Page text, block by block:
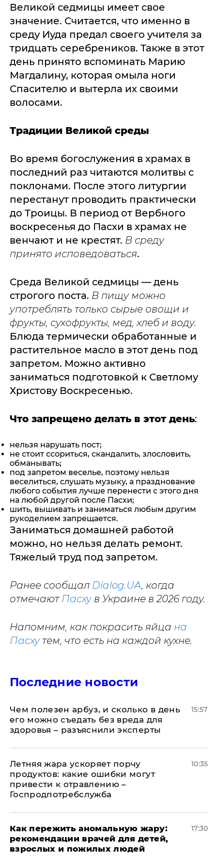
Великой седмицы имеет свое
значение. Считается, что именно в
среду Иуда предал своего учителя за
тридцать серебреников. Также в этот
день принято вспоминать Марию
Магдалину, которая омыла ноги
Спасителю и вытерла их своими
волосами.
Традиции Великой среды
Во время богослужения в храмах в
последний раз читаются молитвы с
поклонами. После этого литургии
перестанут проводить практически
до Троицы. В период от Вербного
воскресенья до Пасхи в храмах не
венчают и не крестят. В среду
принято исповедоваться.
Среда Великой седмицы — день
строгого поста. В пищу можно
употреблять только сырые овощи и
фрукты, сухофрукты, мед, хлеб и воду.
Блюда термически обработанные и
растительное масло в этот день под
запретом. Можно активно
заниматься подготовкой к Светлому
Христову Воскресенью.
Что запрещено делать в этот день:
нельзя нарушать пост;
не стоит ссориться, скандалить, злословить,
обманывать;
под запретом веселье, поэтому нельзя
веселиться, слушать музыку, а празднование
любого события лучше перенести с этого дня
на любой другой после Пасхи;
шить, вышивать и заниматься любым другим
рукоделием запрещается.
Заниматься домашней работой
можно, но нельзя делать ремонт.
Тяжелый труд под запретом.
Ранее сообщал Dialog.UA, когда
отмечают Пасхув Украине в 2026 году.
Напомним, как покрасить яйца на
Пасхутем, что есть на каждой кухне.
Последние новости
Чем полезен арбуз, и сколько в день
его можно съедать без вреда для
здоровья – разъяснили эксперты
15:57
Летняя жара ускоряет порчу
продуктов: какие ошибки могут
привести к отравлению –
Госпродпотребслужба
10:35
Как пережить аномальную жару:
рекомендации врачей для детей,
взрослых и пожилых людей
17:30